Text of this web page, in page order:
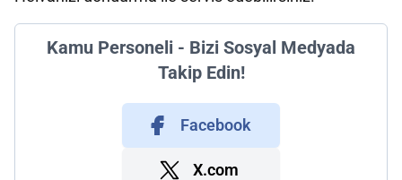
Kamu Personeli - Bizi Sosyal Medyada
Takip Edin!
Facebook
X.com